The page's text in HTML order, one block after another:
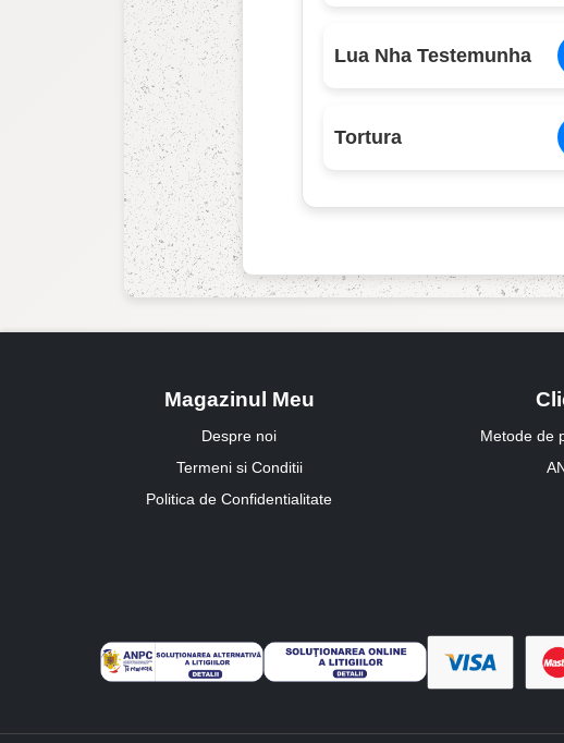
Lua Nha Testemunha
Tortura
Magazinul Meu
Despre noi
Termeni si Conditii
Politica de Confidentialitate
Metode de